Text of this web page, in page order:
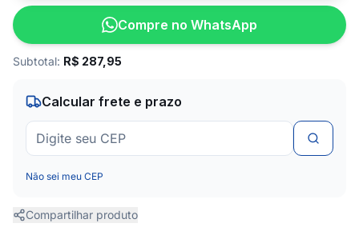
Compre no WhatsApp
Subtotal: R$ 287,95
Calcular frete e prazo
Não sei meu CEP
Compartilhar produto